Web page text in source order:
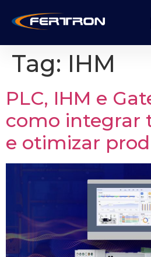
Tag: IHM
PLC, IHM e
como integrar
e otimizar